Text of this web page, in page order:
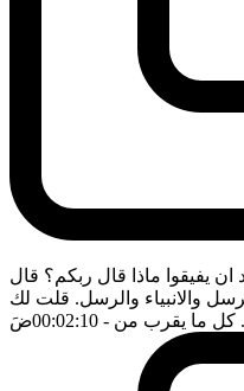
ان يفيقوا ماذا قال ربكم؟ قال
والانبياء والرسل. قلت لك
كل ما يقرب من - 00:02:10 ضَ